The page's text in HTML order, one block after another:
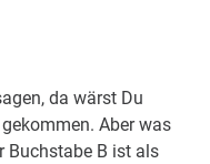
da wärst Du
Aber was
Buchstabe B ist als